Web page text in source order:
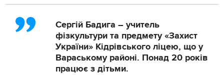
Сергій Бадига – учитель
фізкультури та предмету «Захист
України» Кідрівського ліцею, що у
Вараському районі. Понад 20 років
працює з дітьми.